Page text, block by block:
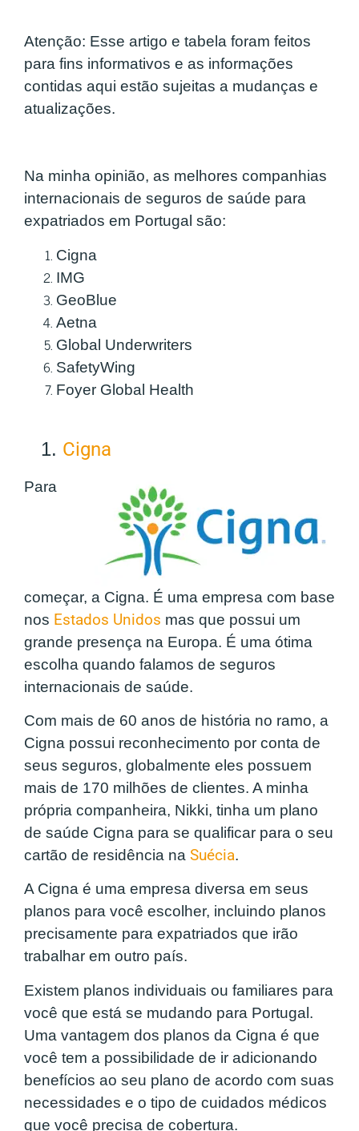
Atenção: Esse artigo e tabela foram feitos
para fins informativos e as informações
contidas aqui estão sujeitas a mudanças e
atualizações.
Na minha opinião, as melhores companhias
internacionais de seguros de saúde para
expatriados em Portugal são:
Cigna
IMG
GeoBlue
Aetna
Global Underwriters
SafetyWing
Foyer Global Health
1. Cigna
Para
começar, a Cigna. É uma empresa com base
nos Estados Unidos mas que possui um
grande presença na Europa. É uma ótima
escolha quando falamos de seguros
internacionais de saúde.
Com mais de 60 anos de história no ramo, a
Cigna possui reconhecimento por conta de
seus seguros, globalmente eles possuem
mais de 170 milhões de clientes. A minha
própria companheira, Nikki, tinha um plano
de saúde Cigna para se qualificar para o seu
cartão de residência na Suécia.
A Cigna é uma empresa diversa em seus
planos para você escolher, incluindo planos
precisamente para expatriados que irão
trabalhar em outro país.
Existem planos individuais ou familiares para
você que está se mudando para Portugal.
Uma vantagem dos planos da Cigna é que
você tem a possibilidade de ir adicionando
benefícios ao seu plano de acordo com suas
necessidades e o tipo de cuidados médicos
que você precisa de cobertura.